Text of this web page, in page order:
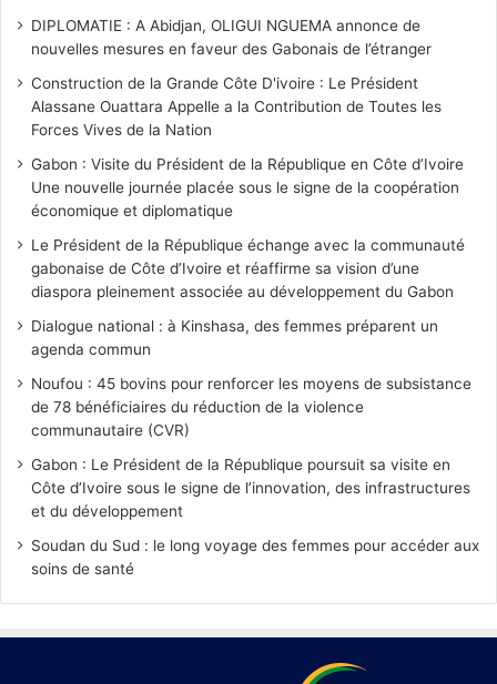
DIPLOMATIE : A Abidjan, OLIGUI NGUEMA annonce de
nouvelles mesures en faveur des Gabonais de l’étranger
Construction de la Grande Côte D'ivoire : Le Président
Alassane Ouattara Appelle a la Contribution de Toutes les
Forces Vives de la Nation
Gabon : Visite du Président de la République en Côte d’Ivoire
Une nouvelle journée placée sous le signe de la coopération
économique et diplomatique
Le Président de la République échange avec la communauté
gabonaise de Côte d’Ivoire et réaffirme sa vision d’une
diaspora pleinement associée au développement du Gabon
Dialogue national : à Kinshasa, des femmes préparent un
agenda commun
Noufou : 45 bovins pour renforcer les moyens de subsistance
de 78 bénéficiaires du réduction de la violence
communautaire (CVR)
Gabon : Le Président de la République poursuit sa visite en
Côte d’Ivoire sous le signe de l’innovation, des infrastructures
et du développement
Soudan du Sud : le long voyage des femmes pour accéder aux
soins de santé